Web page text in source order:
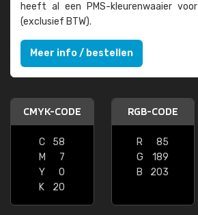
heeft al een PMS-kleuren­waaier voor
(exclusief BTW).
Meer info / bestellen
CMYK-CODE
C
58
M
7
Y
0
K
20
RGB-CODE
R
85
G
189
B
203